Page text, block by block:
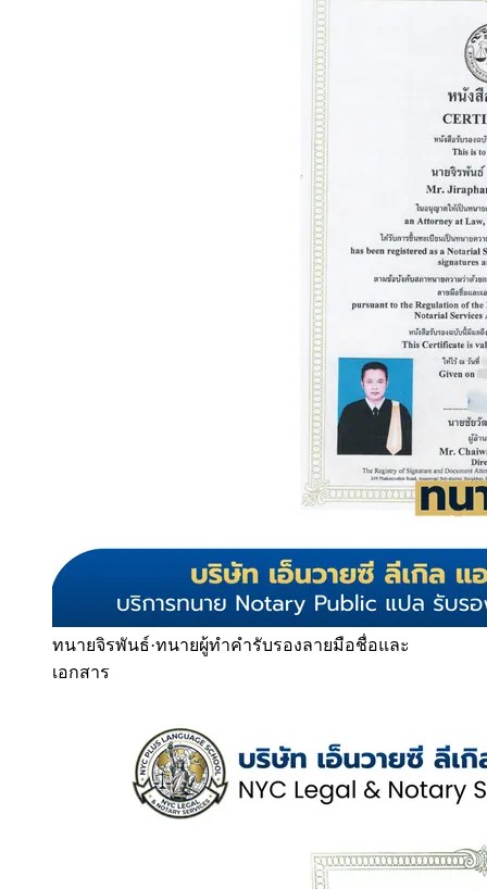
ทนายจิรพันธ์·ทนายผู้ทำคำรับรองลายมือชื่อและ
เอกสาร